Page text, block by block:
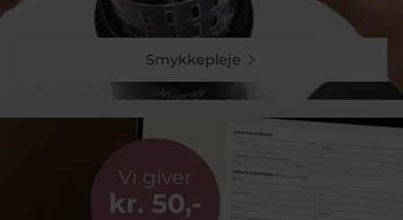
En af de mest imponerende egenskaber ved Pind J.
Designs guld ringe er deres alsidighed. Disse ringe
kan bæres ved både hverdagsbegivenheder og mere
formelle lejligheder, hvilket gørr dem perfekte til
enhver sitaution.
Pind J. Designs guld ringe
Pind J. Designs guld ringe er ikke blot smykker, der er
tale om smykker med udtryk for kærlighed, stil og
personlighed. Hver ring bærer en historie om dens
Smykkepleje